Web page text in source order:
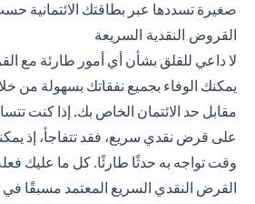
صغيرة تسددها عبر بطاقتك الائتمانية
القروض النقدية السريعة
لا داعي للقلق بشأن أي أمور طارئة مع
يمكنك الوفاء بجميع نفقاتك بسهولة
مقابل حد الائتمان الخاص بك. إذا كنت
على قرض نقدي سريع، فقد تتفاجأ، إذ
وقت تواجه به حدثًا طارئًا. كل ما عليك
القرض النقدي السريع المعتمد مسبقًا